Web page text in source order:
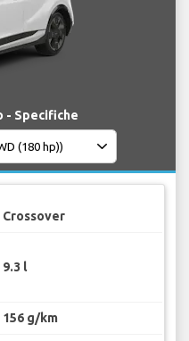
- Specifiche
Crossover
9.3 l
156 g/km